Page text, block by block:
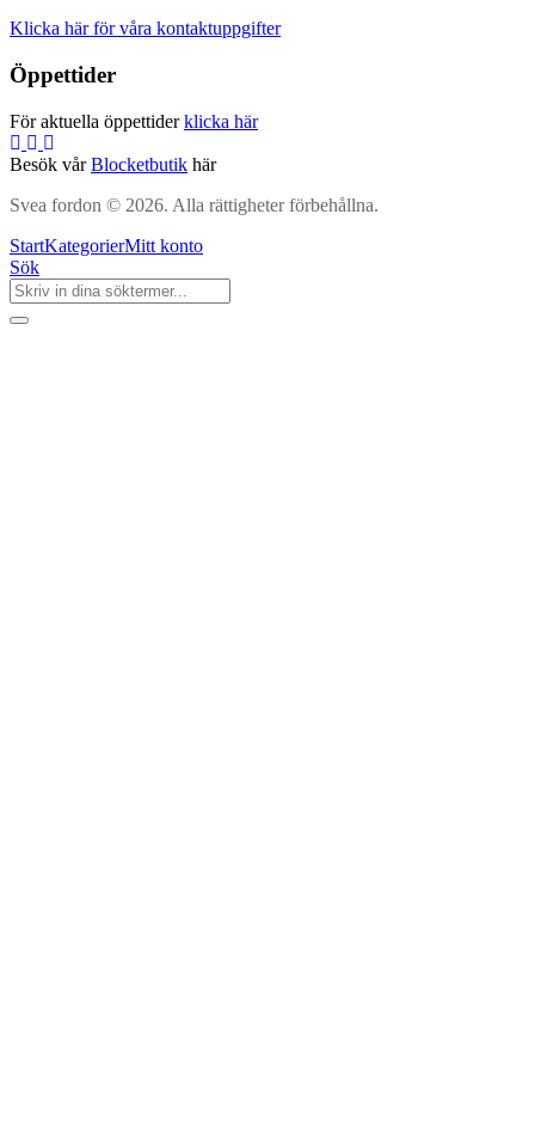
Klicka här för våra kontaktuppgifter
Öppettider
För aktuella öppettiderklicka här
Besök vårBlocketbutik här
Svea fordon © 2026. Alla rättigheter förbehållna.
StartKategorierMitt konto
Sök